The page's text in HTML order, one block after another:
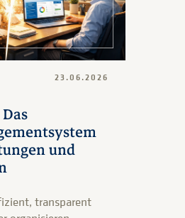
und
23.06.2026
transparent